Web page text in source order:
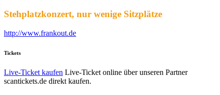
Stehplatzkonzert, nur wenige Sitzplätze
http://www.frankout.de
Tickets
Live-Ticket kaufen Live-Ticket online über unseren Partner
scantickets.de direkt kaufen.